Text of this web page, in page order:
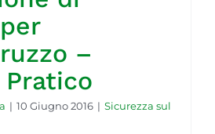
–
| 10 Giugno 2016 | Sicurezza sul